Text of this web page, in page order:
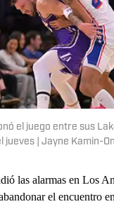
el juego entre sus
jueves | Jayne Kamin-
las alarmas en Los
el encuentro